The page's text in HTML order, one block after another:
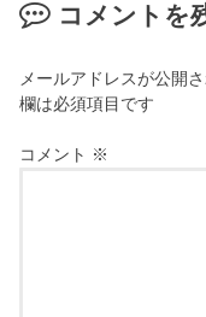
コメントを
メールアドレスが公開
欄は必須項目です
コメント ※